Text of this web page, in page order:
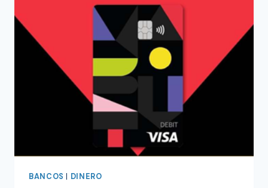
¿MERECE
PENA?
BANCOS DINERO